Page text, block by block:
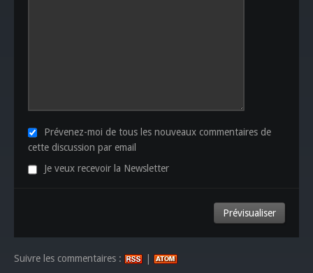
Prévenez-moi de tous les nouveaux commentaires de
cette discussion par email
Je veux recevoir la Newsletter
Suivre les commentaires : |